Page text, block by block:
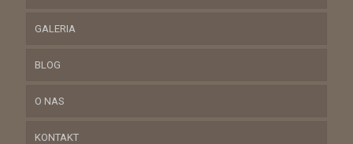
GALERIA
BLOG
O NAS
KONTAKT